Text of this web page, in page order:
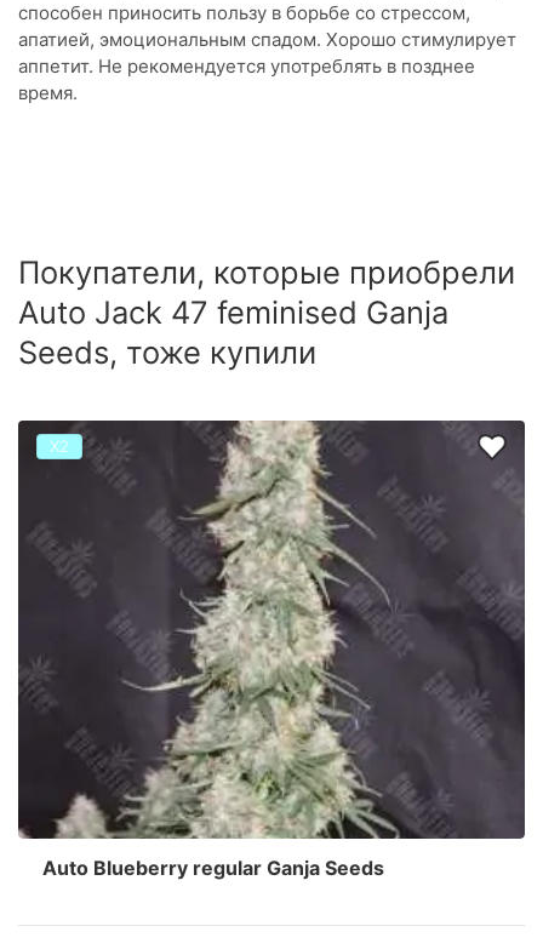
способен приносить пользу в борьбе со стрессом,
апатией, эмоциональным спадом. Хорошо стимулирует
аппетит. Не рекомендуется употреблять в позднее
время.
Покупатели, которые приобрели
Auto Jack 47 feminised Ganja
Seeds, тоже купили
Х2
Auto Blueberry regular Ganja Seeds